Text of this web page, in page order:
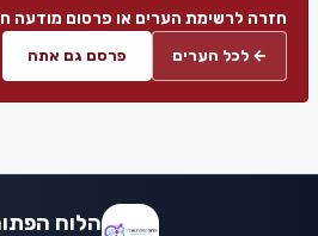
חזרה לרשימת הערים או פרסום מודעה
← לכל הערים פרסם גם אתה
הלוח